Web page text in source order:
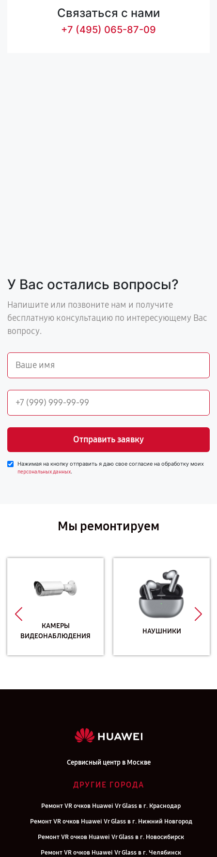
Связаться с нами
+7 (495) 065-87-09
У Вас остались вопросы?
Напишите или позвоните нам и получите
бесплатную консультацию по интересующему Вас
вопросу.
Отправить заявку
Нажимая на кнопку отправить я даю свое согласие на обработку моих
персональных данных.
Мы ремонтируем
КАМЕРЫ
ВИДЕОНАБЛЮДЕНИЯ
НАУШНИКИ
Сервисный центр в Москве
ДРУГИЕ ГОРОДА
Ремонт VR очков Huawei Vr Glass в г. Краснодар
Ремонт VR очков Huawei Vr Glass в г. Нижний Новгород
Ремонт VR очков Huawei Vr Glass в г. Новосибирск
Ремонт VR очков Huawei Vr Glass в г. Челябинск